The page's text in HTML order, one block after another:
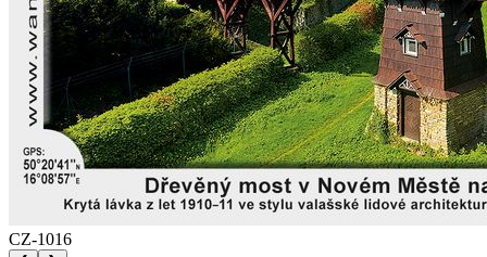
CZ-1016